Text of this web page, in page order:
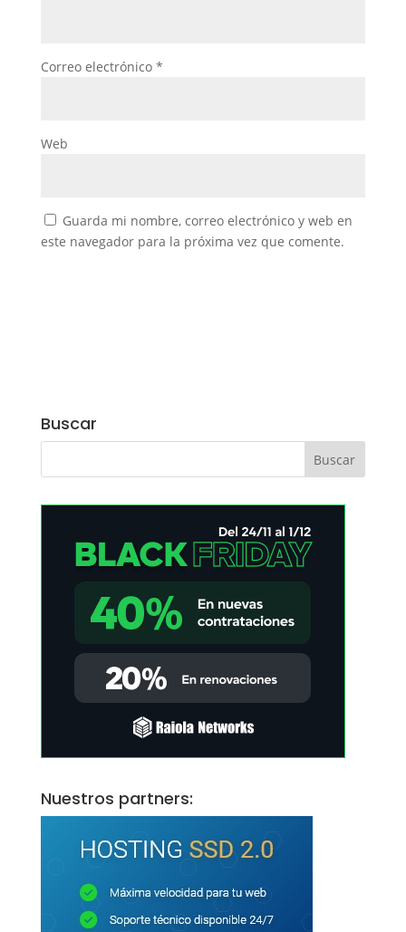
Correo electrónico *
Web
Guarda mi nombre, correo electrónico y web en
este navegador para la próxima vez que comente.
Buscar
Nuestros partners: